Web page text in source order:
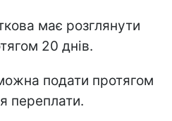
має розглянути
20 днів.
подати протягом
переплати.